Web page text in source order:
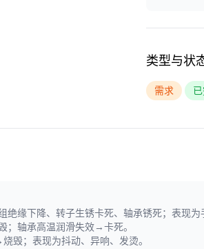
类型与状
需求
缘下降、转子生锈卡死、轴承锈死；表现为
轴承高温润滑失效→卡死。
毁；表现为抖动、异响、发烫。